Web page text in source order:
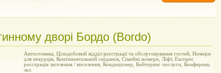
дворі Бордо (Bordо)
Автостоянка, Цілодобовий відділ реєстрації та обслуговування гостей, Номери
для некурців, Континентальний сніданок, Сімейні номери, Ліфт, Експрес
реєстрація заселення / виселення, Кондиціонер, Кейтеринг послуги, Конференц
зал.